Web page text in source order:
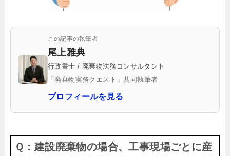
この記事の執筆者
尾上雅典
行政書士 / 廃棄物法務コンサルタント
「廃棄物実務クエスト」共同執筆者
プロフィールを見る
Ｑ：建設廃棄物の場合、工事現場ごとに産